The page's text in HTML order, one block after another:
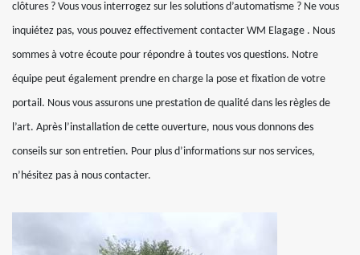
clôtures ? Vous vous interrogez sur les solutions d’automatisme ? Ne vous
inquiétez pas, vous pouvez effectivement contacter WM Elagage . Nous
sommes à votre écoute pour répondre à toutes vos questions. Notre
équipe peut également prendre en charge la pose et fixation de votre
portail. Nous vous assurons une prestation de qualité dans les règles de
l’art. Après l’installation de cette ouverture, nous vous donnons des
conseils sur son entretien. Pour plus d’informations sur nos services,
n’hésitez pas à nous contacter.